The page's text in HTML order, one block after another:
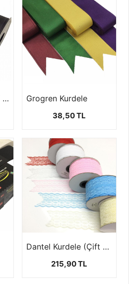
Şifon Kurdele 20 MT 2 Farklı Boyutta Grogren Kurdele
38,50 TL
Dantel Kurdele (Çift sıra- 4 cm-25 mt)
215,90 TL